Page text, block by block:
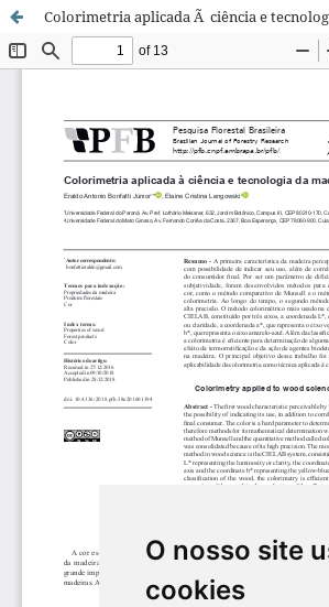
O nosso site
cookies
Colorimetria aplicada Ã ciência e